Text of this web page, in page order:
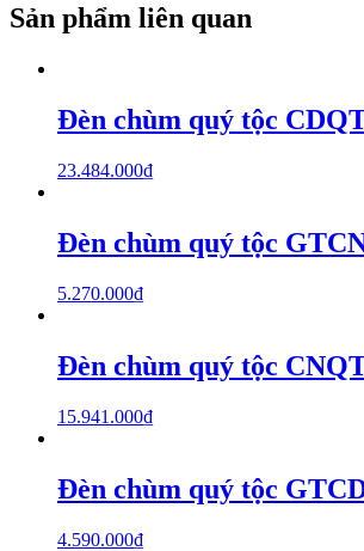
Sản phẩm liên quan
Đèn chùm quý tộc
23.484.000₫
Đèn chùm quý tộc
5.270.000₫
Đèn chùm quý tộc
15.941.000₫
Đèn chùm quý tộc
4.590.000₫